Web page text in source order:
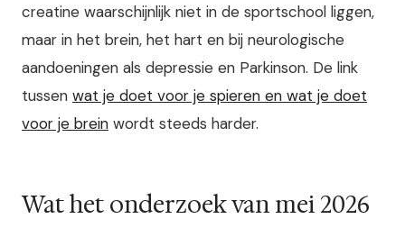
creatine waarschijnlijk niet in de sportschool liggen,
maar in het brein, het hart en bij neurologische
aandoeningen als depressie en Parkinson. De link
tussen wat je doet voor je spieren en wat je doet
voor je brein wordt steeds harder.
Wat het onderzoek van mei 2026